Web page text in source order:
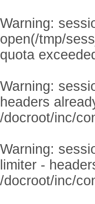
Warning:
open(/tmp/
quota
Warning:
headers
/docroot/inc/
Warning:
limiter -
/docroot/inc/